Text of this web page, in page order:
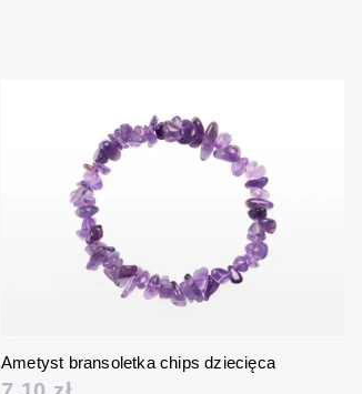
Ametyst bransoletka chips dziecięca